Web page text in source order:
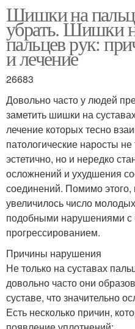
Шишки на
убрать. Шишки
пальцев рук:
и лечение
26683
Довольно часто у людей
заметить шишки на
лечение которых тесно
патологические наросты
эстетично, но и нередко
осложнений и ухудшения
соединений. Помимо этого,
увеличилось число
подобными нарушениями
прогрессированием.
Причины нарушения
Не только на суставах
довольно часто они
суставе, что значительно
Есть несколько причин,